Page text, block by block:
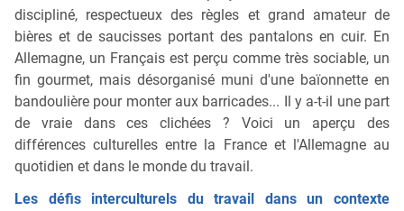
discipliné, respectueux des règles et grand amateur de
bières et de saucisses portant des pantalons en cuir. En
Allemagne, un Français est perçu comme très sociable, un
fin gourmet, mais désorganisé muni d'une baïonnette en
bandoulière pour monter aux barricades... Il y a-t-il une part
de vraie dans ces clichées ? Voici un aperçu des
différences culturelles entre la France et l'Allemagne au
quotidien et dans le monde du travail.
Les défis interculturels du travail dans un contexte